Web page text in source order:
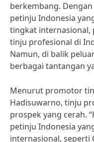
berkembang.
petinju Indonesia
tingkat internasional,
tinju profesional di
Namun, di balik
berbagai tantangan
Menurut promotor
Hadisuwarno, tinju
prospek yang cerah.
petinju Indonesia
internasional, seperti